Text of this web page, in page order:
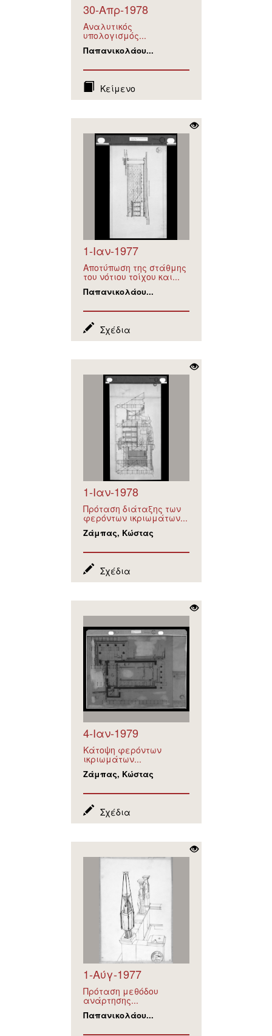
30-Απρ-1978
Αναλυτικός
υπολογισμός...
Παπανικολάου...
Κείμενο
1-Ιαν-1977
Αποτύπωση της στάθμης
του νότιου τοίχου και...
Παπανικολάου...
Σχέδια
1-Ιαν-1978
Πρόταση διάταξης των
φερόντων ικριωμάτων...
Ζάμπας, Κώστας
Σχέδια
4-Ιαν-1979
Κάτοψη φερόντων
ικριωμάτων...
Ζάμπας, Κώστας
Σχέδια
1-Αύγ-1977
Πρόταση μεθόδου
ανάρτησης...
Παπανικολάου...